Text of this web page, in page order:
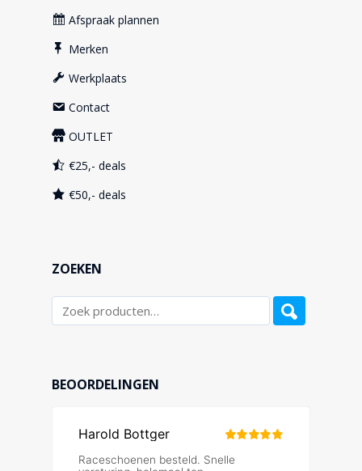
Afspraak plannen
Merken
Werkplaats
Contact
OUTLET
€25,- deals
€50,- deals
ZOEKEN
BEOORDELINGEN